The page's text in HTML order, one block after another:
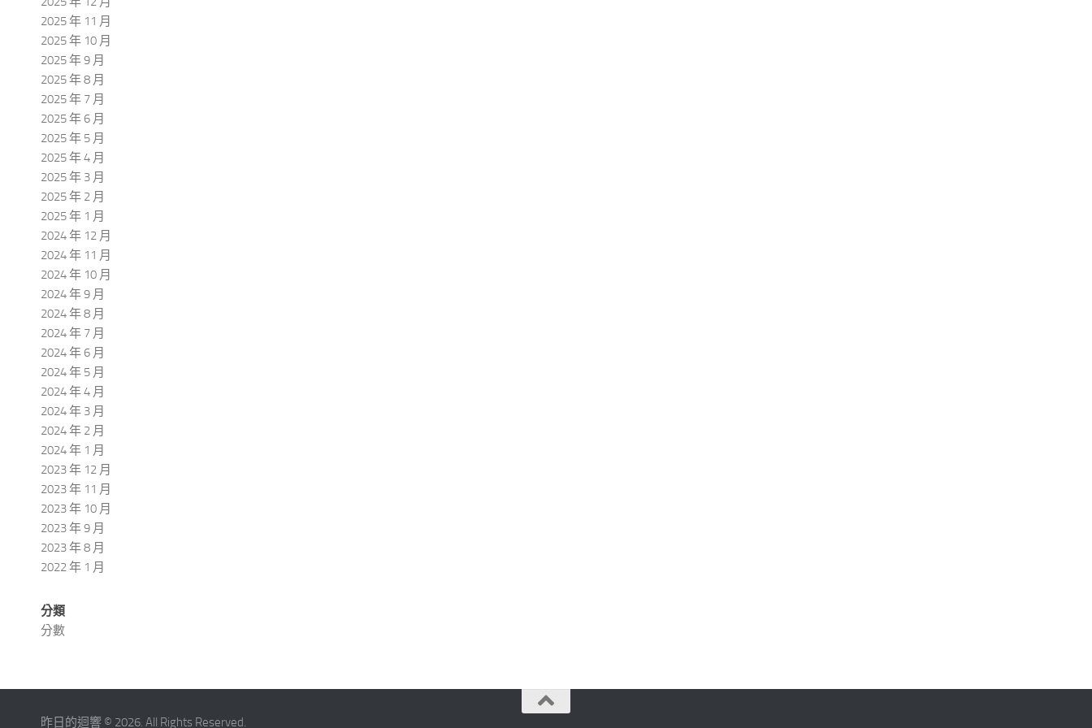
2025 年 11 月
2025 年 10 月
2025 年 9 月
2025 年 8 月
2025 年 7 月
2025 年 6 月
2025 年 5 月
2025 年 4 月
2025 年 3 月
2025 年 2 月
2025 年 1 月
2024 年 12 月
2024 年 11 月
2024 年 10 月
2024 年 9 月
2024 年 8 月
2024 年 7 月
2024 年 6 月
2024 年 5 月
2024 年 4 月
2024 年 3 月
2024 年 2 月
2024 年 1 月
2023 年 12 月
2023 年 11 月
2023 年 10 月
2023 年 9 月
2023 年 8 月
2022 年 1 月
分類
分數
昨日的迴響 © 2026. All Rights Reserved.